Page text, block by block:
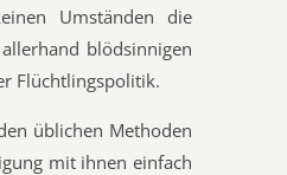
Umständen die
blödsinnigen
Flüchtlingspolitik.
üblichen Methoden
mit ihnen einfach